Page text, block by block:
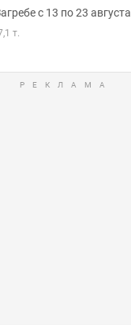
с 13 по 23 августа
т.